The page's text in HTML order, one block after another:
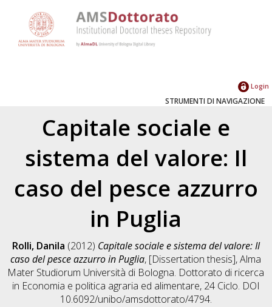
Login
STRUMENTI DI NAVIGAZIONE
Capitale sociale e
sistema del valore: Il
caso del pesce azzurro
in Puglia
Rolli, Danila (2012) Capitale sociale e sistema del valore: Il
caso del pesce azzurro in Puglia, [Dissertation thesis], Alma
Mater Studiorum Università di Bologna. Dottorato di ricerca
in Economia e politica agraria ed alimentare, 24 Ciclo. DOI
10.6092/unibo/amsdottorato/4794.